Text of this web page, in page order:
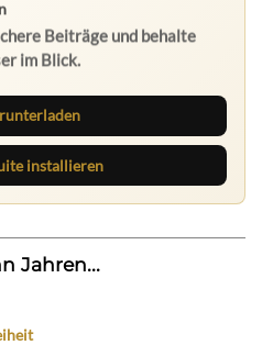
installieren
Jahren...